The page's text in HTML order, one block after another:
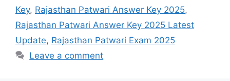
Key, Rajasthan Patwari Answer Key 2025,
Rajasthan Patwari Answer Key 2025 Latest
Update, Rajasthan Patwari Exam 2025
Leave a comment